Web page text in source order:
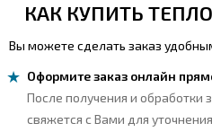
КАК КУПИТЬ
Вы можете сделать заказ
Оформите заказ онлайн
После получения и обработки
свяжется с Вами для